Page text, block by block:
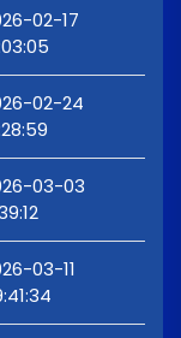
02-17
02-24
03-03
03-11